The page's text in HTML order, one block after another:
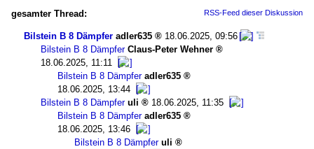
gesamter Thread: RSS-Feed dieser Diskussion
Bilstein B 8 Dämpfer adler635
18.06.2025, 09:56
Bilstein B 8 Dämpfer Claus-Peter Wehner
18.06.2025, 11:11
Bilstein B 8 Dämpfer adler635
18.06.2025, 13:44
Bilstein B 8 Dämpfer uli
18.06.2025, 11:35
Bilstein B 8 Dämpfer adler635
18.06.2025, 13:46
Bilstein B 8 Dämpfer uli